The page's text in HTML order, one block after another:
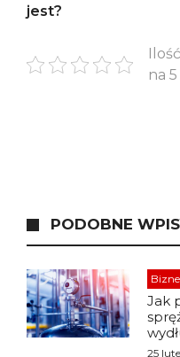
jest?
na 5
PODOBNE
Jak
25